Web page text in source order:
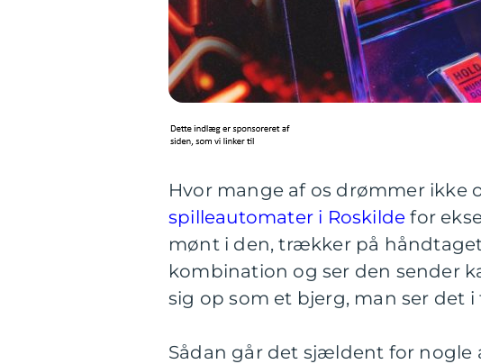
Hvor mange af os drømmer ikke
spilleautomater i Roskilde for
mønt i den, trækker på
kombination og ser den sender
sig op som et bjerg, man ser det
Sådan går det sjældent for nogle